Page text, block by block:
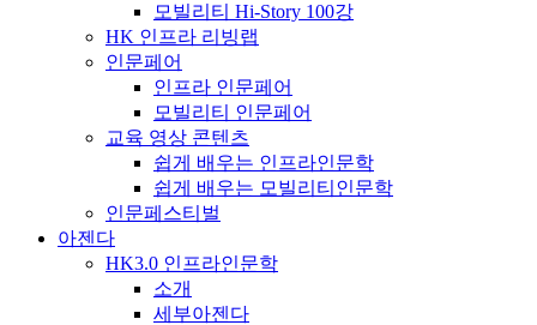
모빌리티 Hi-Story 100강
HK 인프라 리빙랩
인문페어
인프라 인문페어
모빌리티 인문페어
교육 영상 콘텐츠
쉽게 배우는 인프라인문학
쉽게 배우는 모빌리티인문학
인문페스티벌
아젠다
HK3.0 인프라인문학
소개
세부아젠다